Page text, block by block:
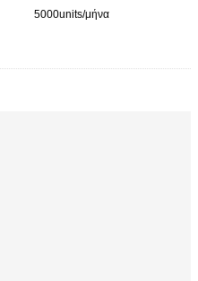
5000units/μήνα